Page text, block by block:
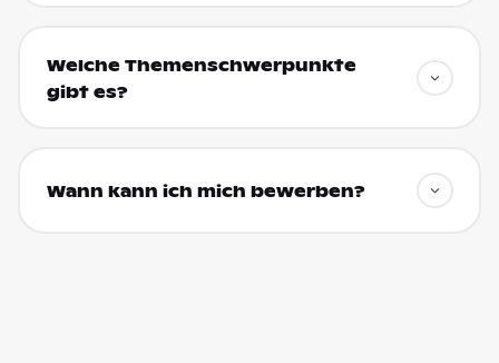
Welche Themenschwerpunkte
gibt es?
Wann kann ich mich bewerben?